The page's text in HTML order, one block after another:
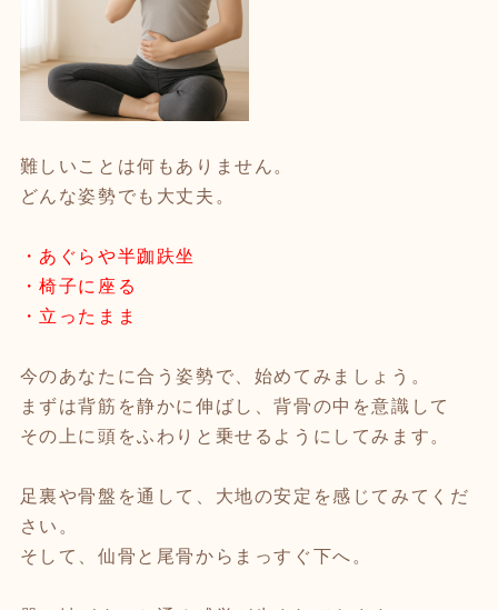
難しいことは何もありません。
どんな姿勢でも大丈夫。
・あぐらや半跏趺坐
・椅子に座る
・立ったまま
今のあなたに合う姿勢で、始めてみましょう。
まずは背筋を静かに伸ばし、背骨の中を意識して
その上に頭をふわりと乗せるようにしてみます。
足裏や骨盤を通して、大地の安定を感じてみてくだ
さい。
そして、仙骨と尾骨からまっすぐ下へ。